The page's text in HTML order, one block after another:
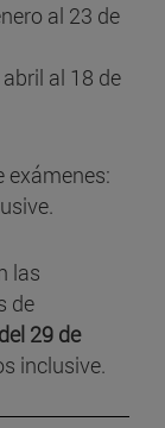
al 23 de
al 18 de
exámenes:
las
de
del 29 de
inclusive.